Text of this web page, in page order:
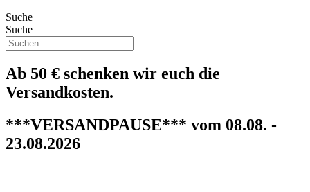
Suche
Suche
Ab 50 € schenken wir euch die
Versandkosten.
***VERSANDPAUSE*** vom 08.08. -
23.08.2026